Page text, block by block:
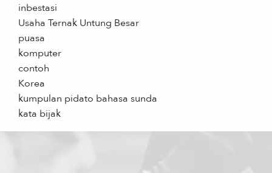
inbestasi
Usaha Ternak Untung Besar
puasa
komputer
contoh
Korea
kumpulan pidato bahasa sunda
kata bijak